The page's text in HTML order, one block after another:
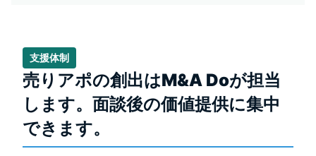
支援体制
売りアポの創出はM&A Doが担当
します。面談後の価値提供に集中
できます。